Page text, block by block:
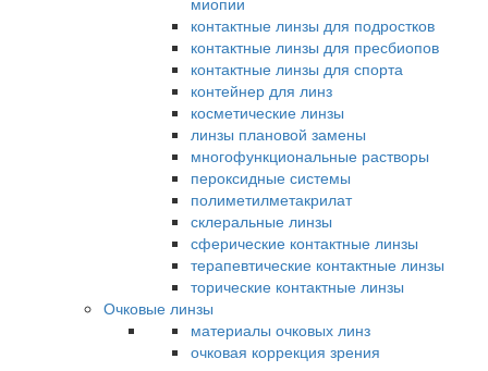
контактные линзы для подростков
контактные линзы для пресбиопов
контактные линзы для спорта
контейнер для линз
косметические линзы
линзы плановой замены
многофункциональные растворы
пероксидные системы
полиметилметакрилат
склеральные линзы
сферические контактные линзы
терапевтические контактные линзы
торические контактные линзы
Очковые линзы
материалы очковых линз
очковая коррекция зрения